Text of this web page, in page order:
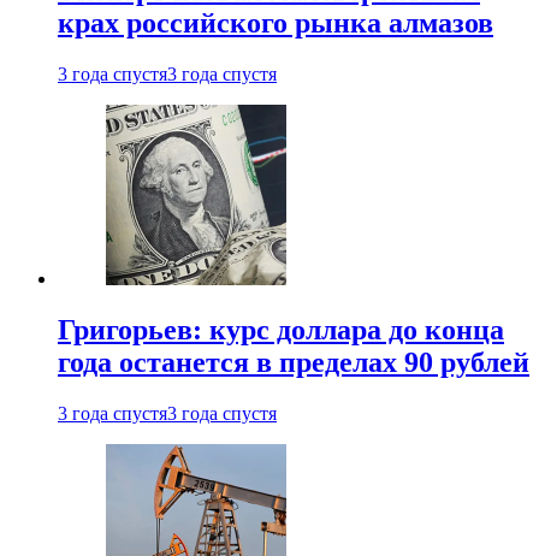
крах российского рынка алмазов
3 года спустя3 года спустя
Григорьев: курс доллара до конца
года останется в пределах 90 рублей
3 года спустя3 года спустя